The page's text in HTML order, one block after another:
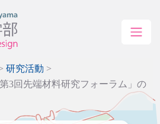
研究活動 >
3回先端材料研究フォーラム」の